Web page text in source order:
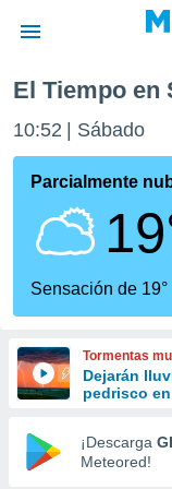
de
por
se
calidad.
a este
las
y
forma
digital
basada
El Tiempo en
10:52 Sábado
Parcialmente
Sensación de 19°
Tormentas
Dejarán
pedrisco
¡Descarga
Meteored!